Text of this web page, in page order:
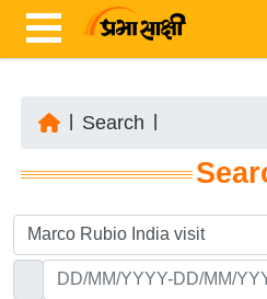
ज़ा
ख
र
Search